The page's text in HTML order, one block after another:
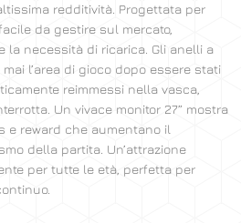
redditività. Progettata per
da gestire sul mercato,
la necessità di ricarica. Gli anelli a
l’area di gioco dopo essere stati
reimmessi nella vasca,
Un vivace monitor 27” mostra
e reward che aumentano il
della partita. Un’attrazione
per tutte le età, perfetta per